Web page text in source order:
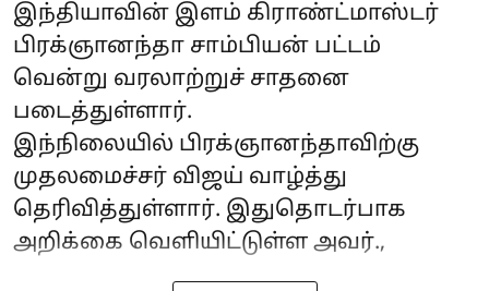
இந்தியாவின் இளம் கிராண்ட்மாஸ்டர்
பிரக்ஞானந்தா சாம்பியன் பட்டம்
வென்று வரலாற்றுச் சாதனை
படைத்துள்ளார்.
இந்நிலையில் பிரக்ஞானந்தாவிற்கு
முதலமைச்சர் விஜய் வாழ்த்து
தெரிவித்துள்ளார். இதுதொடர்பாக
அறிக்கை வெளியிட்டுள்ள அவர்.,